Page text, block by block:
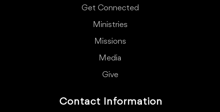
Get Connected
Ministries
Missions
Media
Give
Contact Information